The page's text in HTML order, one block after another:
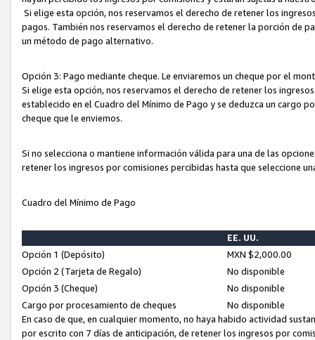
Si elige esta opción, nos reservamos el derecho de retener los
pagos. También nos reservamos el derecho de retener la porción de
un método de pago alternativo.
Opción 3: Pago mediante cheque. Le enviaremos un cheque por el
Si elige esta opción, nos reservamos el derecho de retener los
establecido en el Cuadro del Mínimo de Pago y se deduzca un cargo
cheque que le enviemos.
Si no selecciona o mantiene información válida para una de las
retener los ingresos por comisiones percibidas hasta que seleccione
Cuadro del Mínimo de Pago
EE. UU.
Opción 1 (Depósito)
MXN $2,000.00
Opción 2 (Tarjeta de Regalo)
No disponible
Opción 3 (Cheque)
No disponible
Cargo por procesamiento de cheques
No disponible
En caso de que, en cualquier momento, no haya habido actividad
por escrito con 7 días de anticipación, de retener los ingresos por